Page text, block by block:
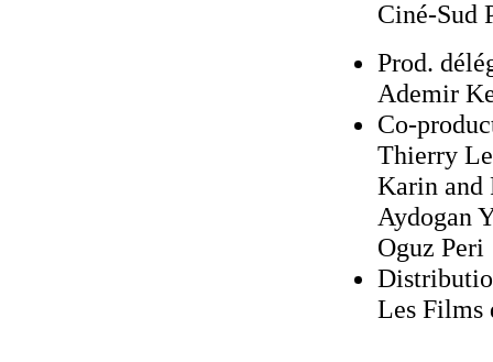
Ciné-Sud
Prod.
Ademir
Co-
Thierry
Karin and
Aydogan
Oguz Peri
Les Films